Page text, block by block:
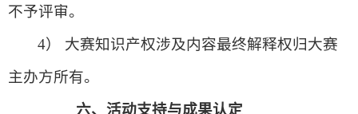
不予评审。
4） 大赛知识产权涉及内容最终解释权归大赛
主办方所有。
六、活动支持与成果认定